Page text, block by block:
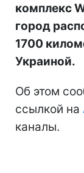
комплекс
город
1700
Украиной.
Об этом
ссылкой на
каналы.